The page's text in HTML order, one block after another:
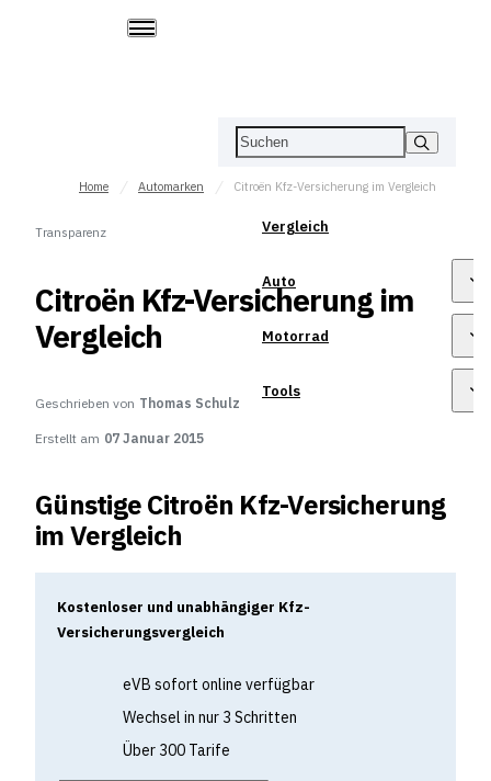
Vergleich
Auto
Motorrad
Tools
Home Automarken Citroën Kfz-Versicherung im Vergleich
Transparenz
Citroën Kfz-Versicherung im
Vergleich
Geschrieben von Thomas Schulz
Erstellt am 07 Januar 2015
Günstige Citroën Kfz-Versicherung
im Vergleich
Kostenloser und unabhängiger Kfz-
Versicherungsvergleich
eVB sofort online verfügbar
Wechsel in nur 3 Schritten
Über 300 Tarife